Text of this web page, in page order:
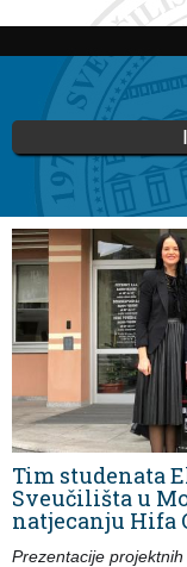
Vi ste ovdje
Tim studenata
Sveučilišta u
natjecanju Hifa
Prezentacije